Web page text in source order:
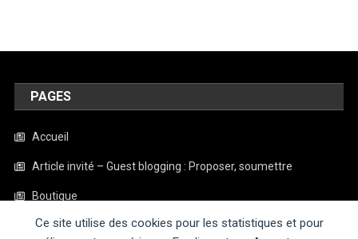
Ce site utilise des cookies pour les statistiques et pour
PAGES
Accueil
Article invité – Guest blogging : Proposer, soumettre
Boutique
Contact